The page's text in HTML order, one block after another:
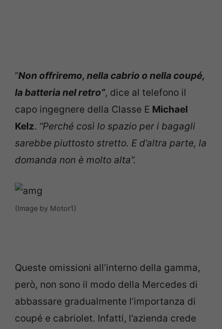
“Non offriremo, nella cabrio o nella coupé,
la batteria nel retro”, dice al telefono il
capo ingegnere della Classe E Michael
Kelz. “Perché così lo spazio per i bagagli
sarebbe piuttosto stretto. E d’altra parte, la
domanda non è molto alta”.
(Image by Motor1)
Queste omissioni all’interno della gamma,
però, non sono il modo della Mercedes di
abbassare gradualmente l’importanza di
coupé e cabriolet. Infatti, l’azienda crede